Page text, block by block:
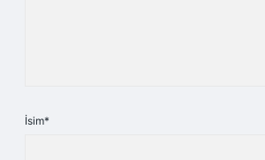
İsim*